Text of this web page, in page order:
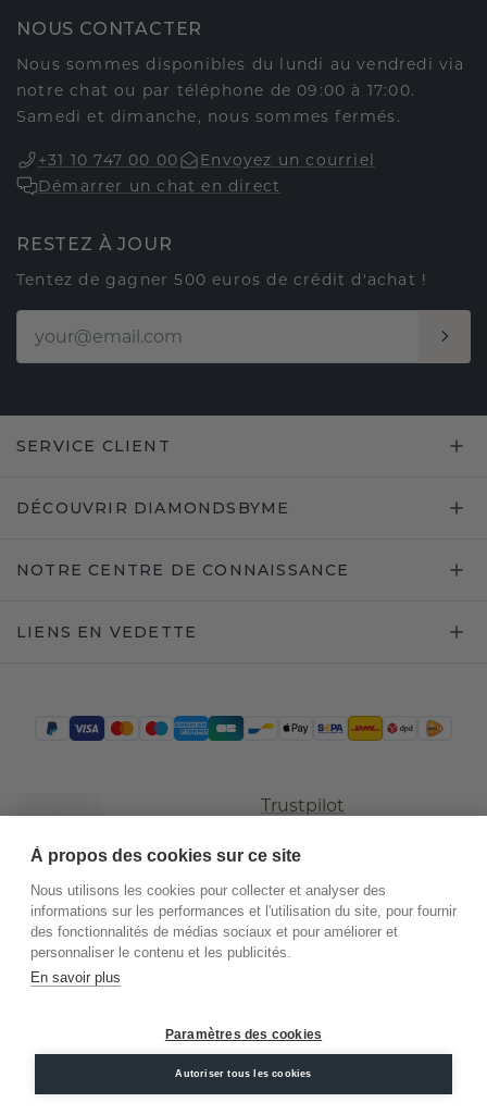
NOUS CONTACTER
Nous sommes disponibles du lundi au vendredi via
notre chat ou par téléphone de 09:00 à 17:00.
Samedi et dimanche, nous sommes fermés.
+31 10 747 00 00
Envoyez un courriel
Démarrer un chat en direct
RESTEZ À JOUR
Tentez de gagner 500 euros de crédit d'achat !
SERVICE CLIENT
DÉCOUVRIR DIAMONDSBYME
NOTRE CENTRE DE CONNAISSANCE
LIENS EN VEDETTE
Trustpilot
.DiamondsByMe
Conditions
Confidentialité
Mentions
À propos des cookies sur ce site
Nous utilisons les cookies pour collecter et analyser des
informations sur les performances et l'utilisation du site, pour fournir
des fonctionnalités de médias sociaux et pour améliorer et
personnaliser le contenu et les publicités.
En savoir plus
Paramètres des cookies
Autoriser tous les cookies